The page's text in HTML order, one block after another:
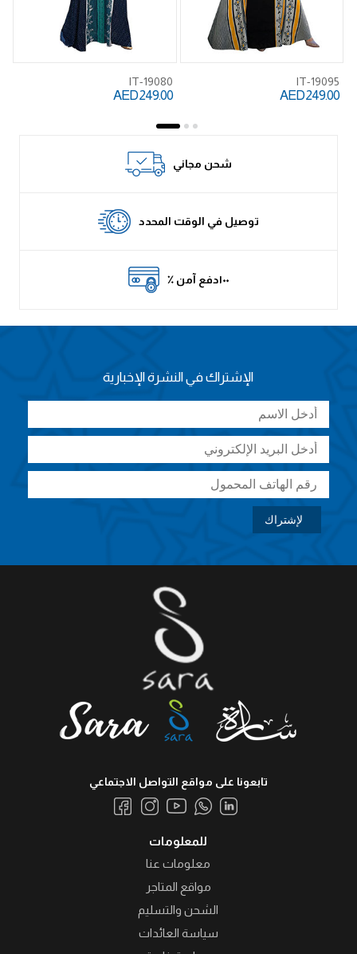
IT-19080
AED 249.00
IT-19095
AED 249.00
شحن مجاني
توصيل في الوقت المحدد
٪ ١٠٠دفع آمن
الإشتراك في النشرة الإخبارية
للمعلومات
معلومات عنا
مواقع المتاجر
الشحن والتسليم
سياسة العائدات
تابعونا على مواقع التواصل الاجتماعي